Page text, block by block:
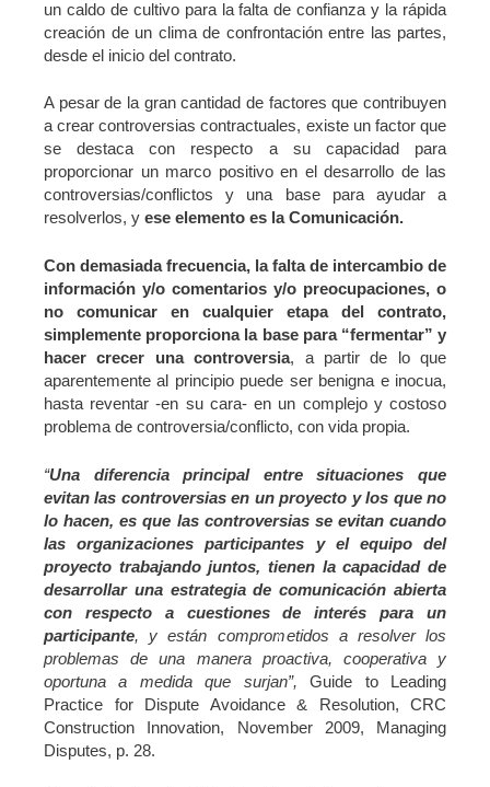
un caldo de cultivo para la falta de confianza y la rápida
creación de un clima de confrontación entre las partes,
desde el inicio del contrato.
A pesar de la gran cantidad de factores que contribuyen
a crear controversias contractuales, existe un factor que
se destaca con respecto a su capacidad para
proporcionar un marco positivo en el desarrollo de las
controversias/conflictos y una base para ayudar a
resolverlos, y ese elemento es la Comunicación.
Con demasiada frecuencia, la falta de intercambio de
información y/o comentarios y/o preocupaciones, o
no comunicar en cualquier etapa del contrato,
simplemente proporciona la base para “fermentar” y
hacer crecer una controversia, a partir de lo que
aparentemente al principio puede ser benigna e inocua,
hasta reventar -en su cara- en un complejo y costoso
problema de controversia/conflicto, con vida propia.
“Una diferencia principal entre situaciones que
evitan las controversias en un proyecto y los que no
lo hacen, es que las controversias se evitan cuando
las organizaciones participantes y el equipo del
proyecto trabajando juntos, tienen la capacidad de
desarrollar una estrategia de comunicación abierta
con respecto a cuestiones de interés para un
participante, y están comprometidos a resolver los
problemas de una manera proactiva, cooperativa y
oportuna a medida que surjan”, Guide to Leading
Practice for Dispute Avoidance & Resolution, CRC
Construction Innovation, November 2009, Managing
Disputes, p. 28.